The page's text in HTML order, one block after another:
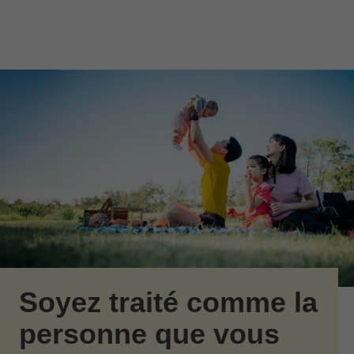
Soyez traité comme la
personne que vous